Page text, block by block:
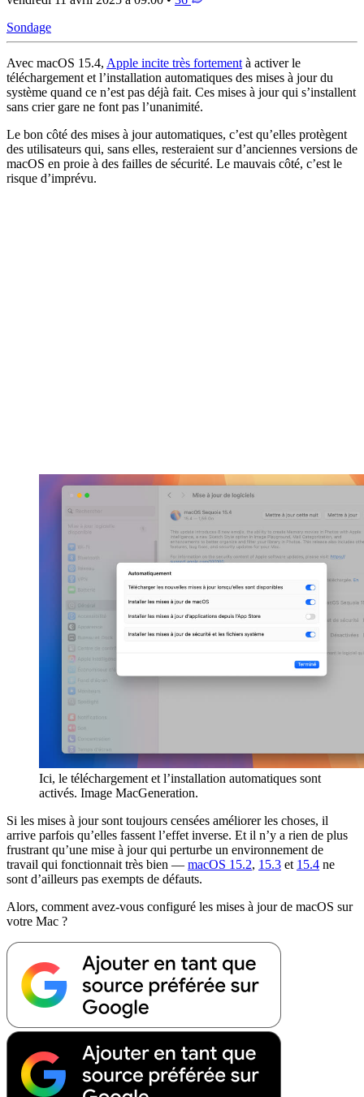
Sondage
Avec macOS 15.4, Apple incite très fortement à activer le
téléchargement et l’installation automatiques des mises à jour du
système quand ce n’est pas déjà fait. Ces mises à jour qui s’installent
sans crier gare ne font pas l’unanimité.
Le bon côté des mises à jour automatiques, c’est qu’elles protègent
des utilisateurs qui, sans elles, resteraient sur d’anciennes versions de
macOS en proie à des failles de sécurité. Le mauvais côté, c’est le
risque d’imprévu.
Ici, le téléchargement et l’installation automatiques sont
activés. Image MacGeneration.
Si les mises à jour sont toujours censées améliorer les choses, il
arrive parfois qu’elles fassent l’effet inverse. Et il n’y a rien de plus
frustrant qu’une mise à jour qui perturbe un environnement de
travail qui fonctionnait très bien — macOS 15.2, 15.3 et 15.4 ne
sont d’ailleurs pas exempts de défauts.
Alors, comment avez-vous configuré les mises à jour de macOS sur
votre Mac ?